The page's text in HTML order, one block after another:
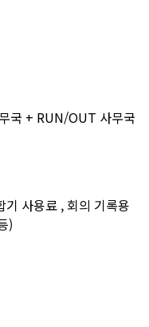
국 + RUN/OUT 사무국
사용료 , 회의 기록용
)